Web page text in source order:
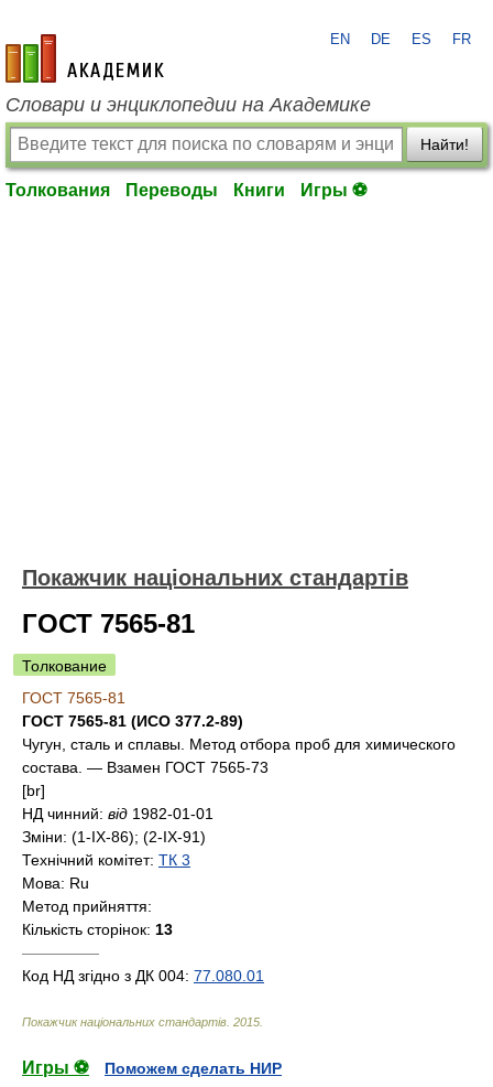
academic.ru
EN DE ES FR
Словари и энциклопедии на Академике
Найти!
Толкования Переводы Книги Игры ⚽
Покажчик національних стандартів
ГОСТ 7565-81
Толкование
ГОСТ 7565-81
ГОСТ 7565-81 (ИСО 377.2-89)
Чугун, сталь и сплавы. Метод отбора проб для химического
состава. — Взамен ГОСТ 7565-73
[br]
НД чинний: від 1982-01-01
Зміни: (1-IX-86); (2-IX-91)
Технічний комітет: ТК 3
Мова: Ru
Метод прийняття:
Кількість сторінок: 13
—————
Код НД згідно з ДК 004: 77.080.01
Покажчик національних стандартів 2015
Игры ⚽
Поможем сделать НИР